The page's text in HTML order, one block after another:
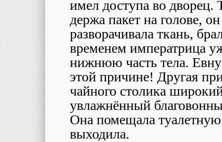
имел доступа во дворец.
держа пакет на голове,
разворачивала ткань,
временем императрица
нижнюю часть тела.
этой причине! Другая
чайного столика
увлажнённый
Она помещала туалетную
выходила.